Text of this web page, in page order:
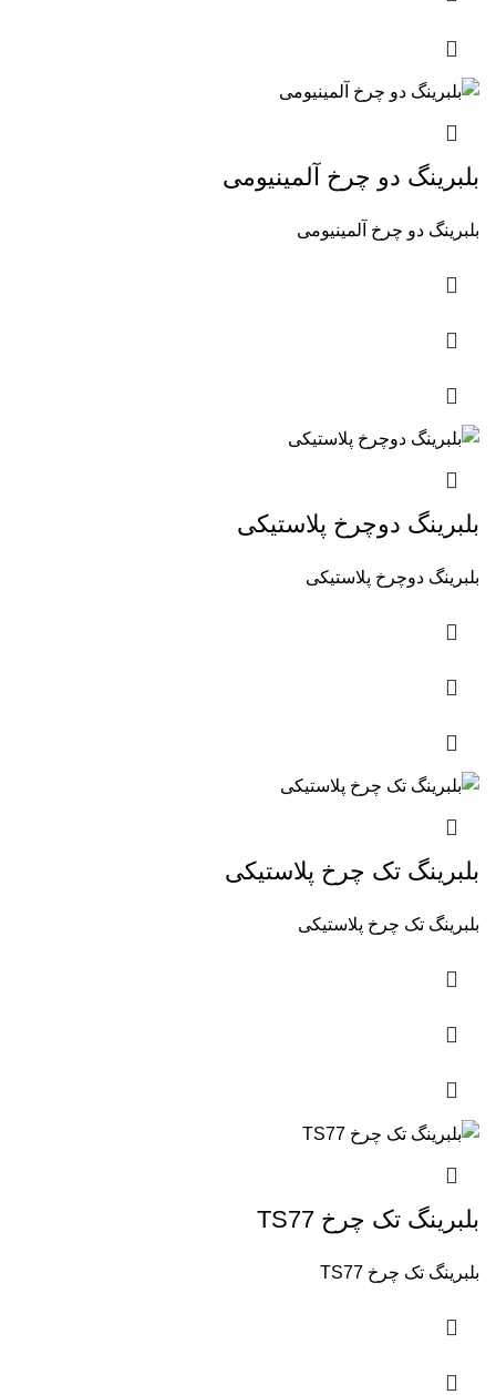
بلبرینگ دو چرخ آلمینیومی
بلبرینگ دو چرخ آلمینیومی
بلبرینگ دوچرخ پلاستیکی
بلبرینگ دوچرخ پلاستیکی
بلبرینگ تک چرخ پلاستیکی
بلبرینگ تک چرخ پلاستیکی
بلبرینگ تک چرخ TS77
بلبرینگ تک چرخ TS77